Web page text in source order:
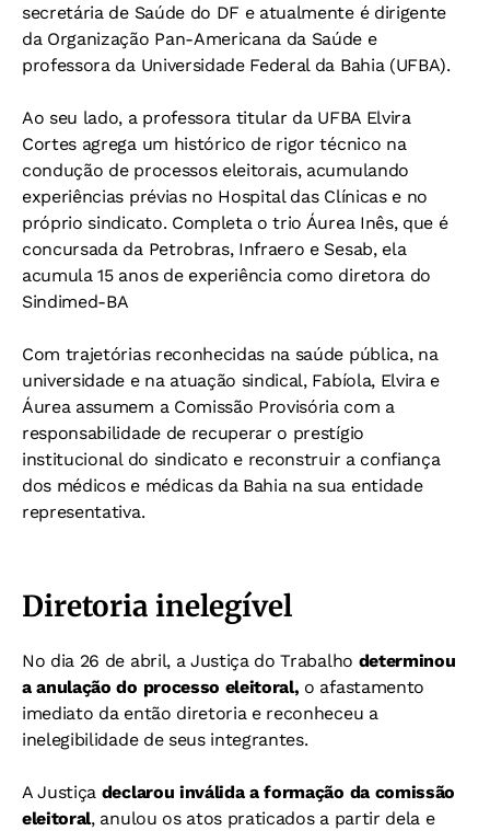
secretária de Saúde do DF e atualmente é dirigente
da Organização Pan-Americana da Saúde e
professora da Universidade Federal da Bahia (UFBA).
Ao seu lado, a professora titular da UFBA Elvira
Cortes agrega um histórico de rigor técnico na
condução de processos eleitorais, acumulando
experiências prévias no Hospital das Clínicas e no
próprio sindicato. Completa o trio Áurea Inês, que é
concursada da Petrobras, Infraero e Sesab, ela
acumula 15 anos de experiência como diretora do
Sindimed-BA
Com trajetórias reconhecidas na saúde pública, na
universidade e na atuação sindical, Fabíola, Elvira e
Áurea assumem a Comissão Provisória com a
responsabilidade de recuperar o prestígio
institucional do sindicato e reconstruir a confiança
dos médicos e médicas da Bahia na sua entidade
representativa.
Diretoria inelegível
No dia 26 de abril, a Justiça do Trabalho determinou
a anulação do processo eleitoral, o afastamento
imediato da então diretoria e reconheceu a
inelegibilidade de seus integrantes.
A Justiça declarou inválida a formação da comissão
eleitoral, anulou os atos praticados a partir dela e